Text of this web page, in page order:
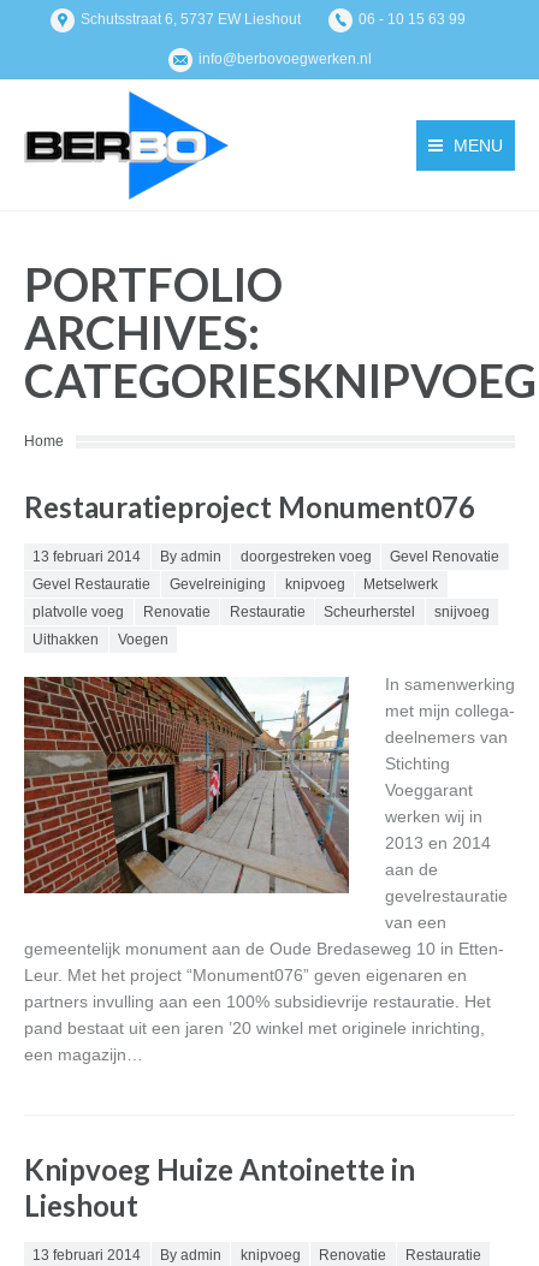
Schutsstraat 6, 5737 EW Lieshout 06 - 10 15 63 99
info@berbovoegwerken.nl
MENU
PORTFOLIO
ARCHIVES:
CATEGORIESKNIPVOEG
You are here:
Home
Restauratieproject Monument076
Posted on
13 februari 2014 By admin doorgestreken voeg
Gevel Renovatie
Gevel Restauratie
Gevelreiniging knipvoeg
Metselwerk
platvolle voeg
Renovatie Restauratie Scheurherstel
snijvoeg
Uithakken
Voegen
In samenwerking
met mijn collega-
deelnemers van
Stichting
Voeggarant
werken wij in
2013 en 2014
aan de
gevelrestauratie
van een
gemeentelijk monument aan de Oude Bredaseweg 10 in Etten-
Leur. Met het project “Monument076” geven eigenaren en
partners invulling aan een 100% subsidievrije restauratie. Het
pand bestaat uit een jaren ’20 winkel met originele inrichting,
een magazijn…
Knipvoeg Huize Antoinette in
Lieshout
Posted on
13 februari 2014 By admin knipvoeg Renovatie
Restauratie